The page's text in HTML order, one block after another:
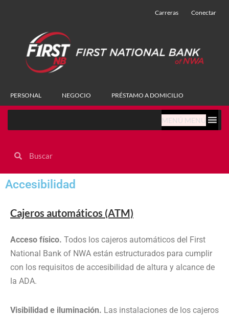
PERSONAL NEGOCIO PRÉSTAMO A DOMICILIO
Carreras Conectar
MENÚ MENÚ
Accesibilidad
Cajeros automáticos (ATM)
Acceso físico. Todos los cajeros automáticos del First
National Bank of NWA están estructurados para cumplir
con los requisitos de accesibilidad de altura y alcance de
la ADA.
Visibilidad e iluminación. Las instalaciones de los cajeros